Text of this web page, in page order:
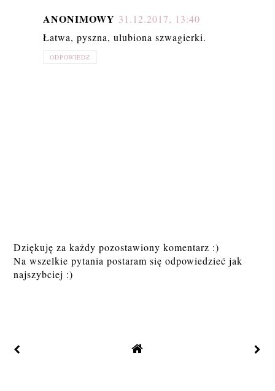
ANONIMOWY 31.12.2017, 13:40
Łatwa, pyszna, ulubiona szwagierki.
ODPOWIEDZ
Dziękuję za każdy pozostawiony komentarz :)
Na wszelkie pytania postaram się odpowiedzieć jak
najszybciej :)